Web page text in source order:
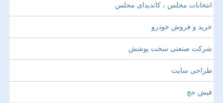
انتخابات مجلس ، کاندیدای مجلس
خرید و فروش خودرو
شرکت صنعتی سخت پوشش
طراحی سایت
فیش حج